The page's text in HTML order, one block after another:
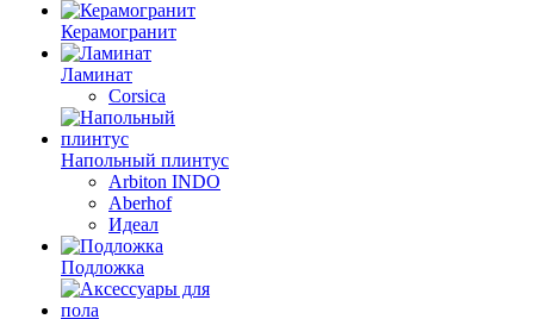
Керамогранит
Ламинат
Corsica
Напольный плинтус
Arbiton INDO
Aberhof
Идеал
Подложка